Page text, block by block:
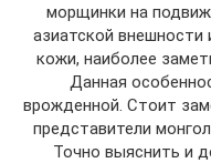
морщинки на
азиатской внешности
кожи, наиболее
Данная
врожденной. Стоит
представители
Точно выяснить и